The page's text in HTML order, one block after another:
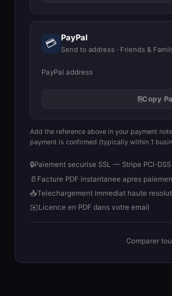
💳 PayPal
Send to address · Friends &
PayPal address
⎘Copy
Add the reference above in your payment
payment is confirmed (typically within 1
🔒Paiement securise SSL — Stripe PCI-DSS
📄 Facture PDF instantanee apres
📥Telechargement immediat haute
✉️Licence en PDF dans votre email
Comparer